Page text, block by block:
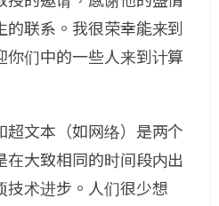
联系。我很荣幸能来到
你们中的一些人来到计算
超文本（如网络）是两个
在大致相同的时间段内出
技术进步。人们很少想